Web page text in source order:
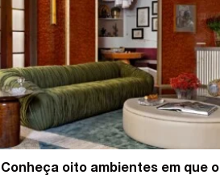
Conheça oito ambientes em que o